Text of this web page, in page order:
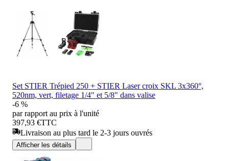
Set STIER Trépied 250 + STIER Laser croix SKL 3x360°,
520nm, vert, filetage 1/4" et 5/8" dans valise
-6 %
par rapport au prix à l'unité
397,93 €TTC
Livraison au plus tard le 2-3 jours ouvrés
Afficher les détails